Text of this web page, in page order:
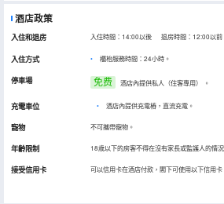
酒店政策
入住和退房 入住時間：14:00以後 退房時間：12:00以前
入住方式 櫃枱服務時間：24小時。
停車場 免费 酒店內提供私人（住客專用） 。
充電車位 • 酒店內提供充電樁，直流充電。
寵物 不可攜帶寵物。
年齡限制 18歲以下的房客不得在沒有家長或監護人的情
接受信用卡 可以信用卡在酒店付款，閣下可使用以下信用卡